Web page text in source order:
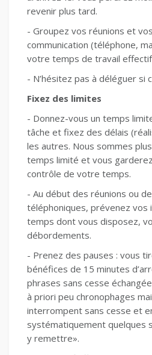
revenir plus tard.
- Groupez vos réunions et
communication (téléphone,
votre temps de travail
- N’hésitez pas à déléguer si
Fixez des limites
- Donnez-vous un temps
tâche et fixez des délais
les autres. Nous sommes
temps limité et vous
contrôle de votre temps.
- Au début des réunions ou
téléphoniques, prévenez vos
temps dont vous disposez,
débordements.
- Prenez des pauses : vous
bénéfices de 15 minutes
phrases sans cesse
à priori peu chronophages
interrompent sans cesse et
systématiquement quelques
y remettre».